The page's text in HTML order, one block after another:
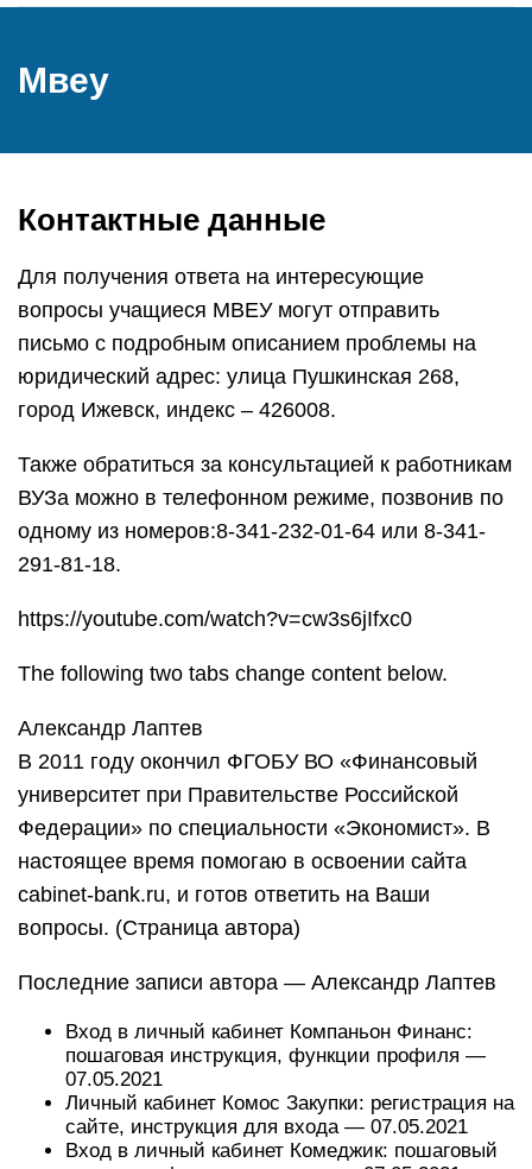
Мвеу
Контактные данные
Для получения ответа на интересующие
вопросы учащиеся МВЕУ могут отправить
письмо с подробным описанием проблемы на
юридический адрес: улица Пушкинская 268,
город Ижевск, индекс – 426008.
Также обратиться за консультацией к работникам
ВУЗа можно в телефонном режиме, позвонив по
одному из номеров:8-341-232-01-64 или 8-341-
291-81-18.
https://youtube.com/watch?v=cw3s6jIfxc0
The following two tabs change content below.
Александр Лаптев
В 2011 году окончил ФГОБУ ВО «Финансовый
университет при Правительстве Российской
Федерации» по специальности «Экономист». В
настоящее время помогаю в освоении сайта
cabinet-bank.ru, и готов ответить на Ваши
вопросы. (Страница автора)
Последние записи автора — Александр Лаптев
Вход в личный кабинет Компаньон Финанс:
пошаговая инструкция, функции профиля —
07.05.2021
Личный кабинет Комос Закупки: регистрация на
сайте, инструкция для входа — 07.05.2021
Вход в личный кабинет Комеджик: пошаговый